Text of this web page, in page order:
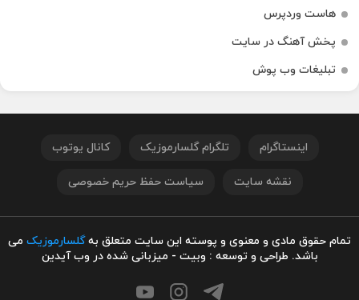
هاست وردپرس
پخش آهنگ در سایت
تبلیغات وب پوش
اینستاگرام تلگرام گلسارموزیک کانال یوتوب
نقشه سایت سیاست حفظ حریم خصوصی
تمام حقوق مادی و معنوی و پوسته این سایت متعلق بهگلسارموزیک می
باشد. طراحی و توسعه : وبیت - میزبانی شده در وب آیدین